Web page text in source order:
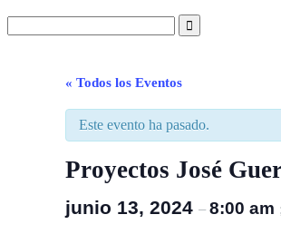
« Todos los Eventos
Este evento ha pasado.
Proyectos José
junio 13, 2024 – 8:00 am ;